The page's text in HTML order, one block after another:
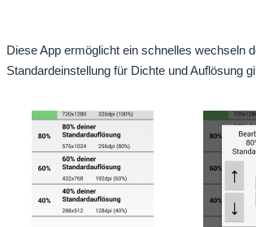
Diese App ermöglicht ein schnelles wechseln
Standardeinstellung für Dichte und Auflösung